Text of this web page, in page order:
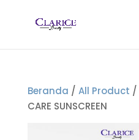
Beranda / All Product /
CARE SUNSCREEN